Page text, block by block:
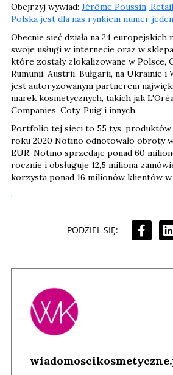
Obejrzyj wywiad: Jérôme Poussin,
Polska jest dla nas rynkiem numer jeden
Obecnie sieć działa na 24 europejskich
swoje usługi w internecie oraz w
które zostały zlokalizowane w Polsce,
Rumunii, Austrii, Bułgarii, na Ukrainie i
jest autoryzowanym partnerem
marek kosmetycznych, takich jak
Companies, Coty, Puig i innych.
Portfolio tej sieci to 55 tys. produktów
roku 2020 Notino odnotowało obroty
EUR. Notino sprzedaje ponad 60
rocznie i obsługuje 12,5 miliona
korzysta ponad 16 milionów klientów w
PODZIEL SIĘ: